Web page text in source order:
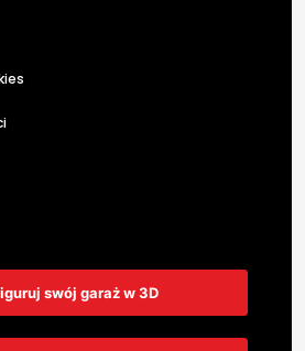
swój garaż w 3D